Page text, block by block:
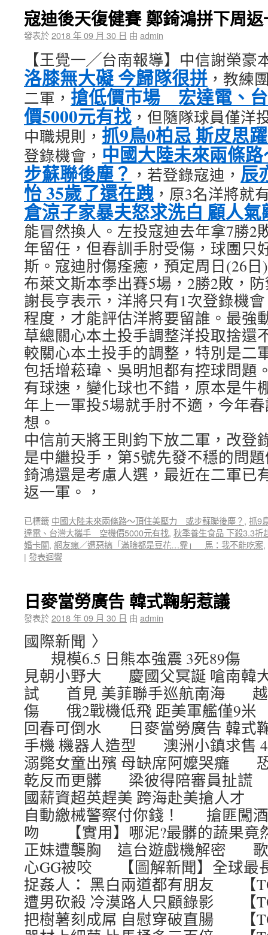
寇迪後天復健賽 鄭錡鴻拼下周
發表於2018 年 09 月 30 日 由 admin
【王覺一╱台南報導】中信謝榮豪
洛膝無大礙 今歸隊很拼 ，教練
二軍， 搶低價市場 宏達電、
價5000元有找 ，但隨隊球員僅洋
中職規則， 抓9鳥0柏忌 斯皮思
登錄機會， 中國大陸未來兩條
步蘇聯後塵？ ，若登錄寇迪， 辰
怡 35歲了還在跩 ，原3名洋將就
倉涼子家暴夫怒求洗白 顧人氣
能冒然換人。左投寇迪去年拿7勝2
年留任，但春訓手肘受傷，球團只
斯。寇迪肘傷痊癒，預定周日(26
布萊文斯本季出賽5場，2勝2敗，
謝長亨表示，洋將只有1次登錄機
程度，才能評估洋將要留誰。最強
草總關心本土投手調整洋投取捨還
較關心本土投手的調整，特別是二
包括增菘瑋、吳明旭都有控球問題
有球速，變化球也不錯，原本是牛
年上一軍投5場就手肘不適，今年
想。
中信前天將王則鈞下放二軍，改登
是中繼投手，第5號先發不穩的問
錡鴻還是考慮人選，最近在二軍已
返一軍。，
已標籤 中國大陸未來兩條路～頂住美壓力 或步蘇聯後塵？, 抓9
達電、台灣大攜手 空機價5000元有找, 秋季養生食品 下殺3.3折
婚卡關, 網友瘋／遭惡搞「滿臉都是豆花…霏」 馬：我不能吃案,
| 發表迴響
日麥當勞廣告 韓式鞠躬惹議
發表於2018 年 09 月 30 日 由 admin
國際新聞 〉
規模6.5 日熊本強震 3死89傷
見朝小野大 慶國父冥誕 嗆南韓
試 首見 美菲聯手巡航南海 越
傷 俄2戰機低飛 距美軍艦僅9
回春可倒水 日麥當勞廣告 韓
手機 機器人造型 澳洲小鎮求售
溺斃女童出殯 母缺席阿嬤哭癱
乾反而更髒 梁彼得陪審員扯
國薪資超英趕美 跨海赴美搶人
自動繳械警察付你錢！ 搶匪闖
吻 【實用】哪泥?最髒的蔬果
正妹遭襲胸 這台遊戲機解密 歌
心GG被咬 【圖解新聞】全球
捉姦人： 黑白兩道都有朋友 【
遭男砍殺 冷漠路人只顧錄影 【
把樹薯刻成屌 自慰穿破直腸 【